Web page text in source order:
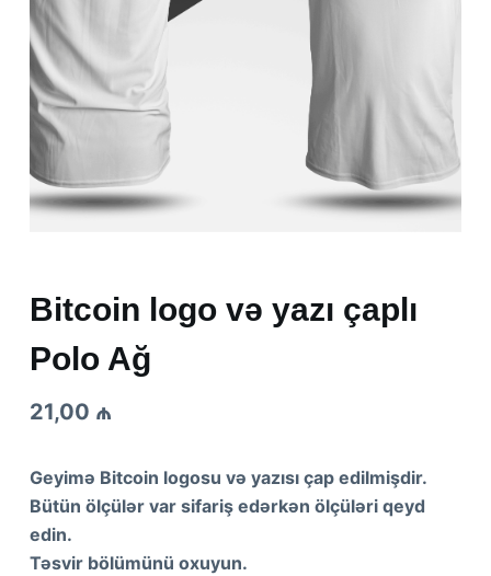
Bitcoin logo və yazı çaplı
Polo Ağ
21,00 ₼
Geyimə Bitcoin logosu və yazısı çap edilmişdir.
Bütün ölçülər var sifariş edərkən ölçüləri qeyd
edin.
Təsvir bölümünü oxuyun.